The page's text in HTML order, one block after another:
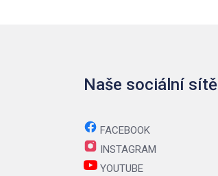
Naše sociální sítě
FACEBOOK
INSTAGRAM
YOUTUBE